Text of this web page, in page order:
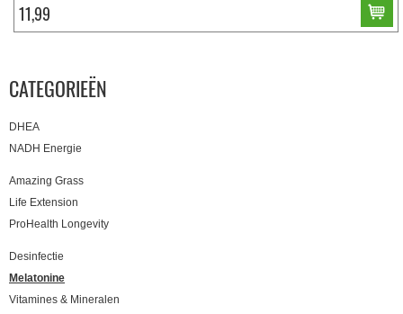
CATEGORIEËN
DHEA
NADH Energie
Amazing Grass
Life Extension
ProHealth Longevity
Desinfectie
Melatonine
Vitamines & Mineralen
11,99